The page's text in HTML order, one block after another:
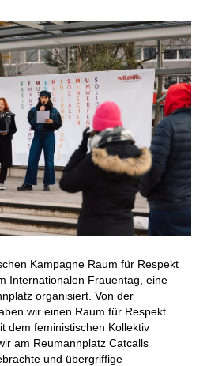
Kampagne Raum für Respekt
Internationalen Frauentag, eine
organisiert. Von der
wir einen Raum für Respekt
dem feministischen Kollektiv
am Reumannplatz Catcalls
und übergriffige